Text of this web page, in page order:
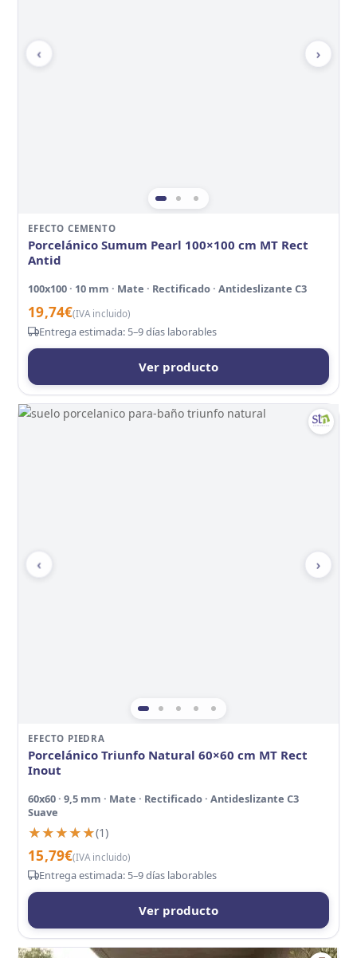
‹ ›
EFECTO CEMENTO
Porcelánico Sumum Pearl 100×100 cm MT Rect
Antid
100x100 · 10 mm · Mate · Rectificado · Antideslizante C3
19,74€(IVA incluido)
Entrega estimada: 5–9 días laborables
Ver producto
‹ ›
EFECTO PIEDRA
Porcelánico Triunfo Natural 60×60 cm MT Rect
Inout
60x60 · 9,5 mm · Mate · Rectificado · Antideslizante C3
Suave
★★★★★
★★★★★(1)
15,79€(IVA incluido)
Entrega estimada: 5–9 días laborables
Ver producto